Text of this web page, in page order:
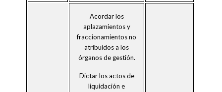
Acordar los
aplazamientos y
fraccionamientos no
atribuidos a los
órganos de gestión.
Dictar los actos de
liquidación e